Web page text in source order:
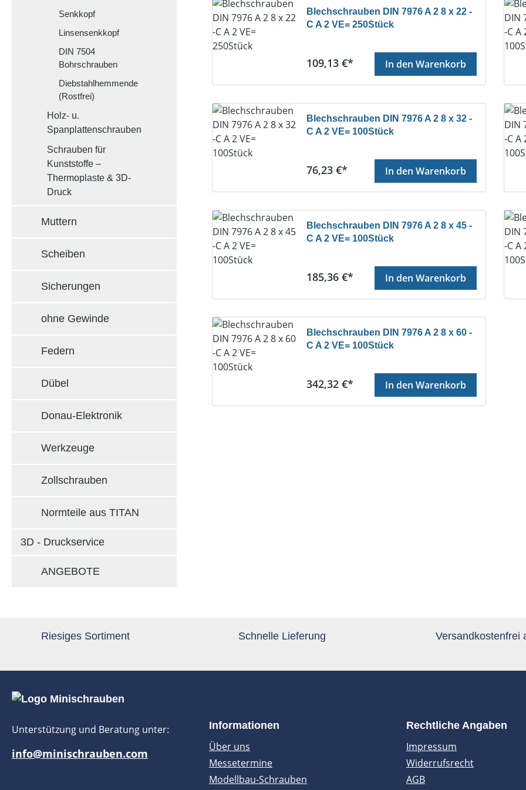
Senkkopf
Linsensenkkopf
DIN 7504
Bohrschrauben
Diebstahlhemmende
(Rostfrei)
Holz- u.
Spanplattenschrauben
Schrauben für
Kunststoffe –
Thermoplaste & 3D-
Druck
Muttern
Scheiben
Sicherungen
ohne Gewinde
Federn
Dübel
Donau-Elektronik
Werkzeuge
Zollschrauben
Normteile aus TITAN
3D - Druckservice
ANGEBOTE
Blechschrauben DIN 7976 A 2 8 x 22 -
C A 2 VE= 250Stück
Regulärer Preis:
109,13 €* In den Warenkorb
Blechschrauben DIN 7976 A 2 8 x 32 -
C A 2 VE= 100Stück
Regulärer Preis:
76,23 €* In den Warenkorb
Blechschrauben DIN 7976 A 2 8 x 45 -
C A 2 VE= 100Stück
Regulärer Preis:
185,36 €* In den Warenkorb
Blechschrauben DIN 7976 A 2 8 x 60 -
C A 2 VE= 100Stück
Regulärer Preis:
342,32 €* In den Warenkorb
Riesiges Sortiment Schnelle Lieferung Versandkostenfrei
Unterstützung und Beratung unter:
info@minischrauben.com
Informationen
Über uns
Messetermine
Modellbau-Schrauben
Rechtliche Angaben
Impressum
Widerrufsrecht
AGB